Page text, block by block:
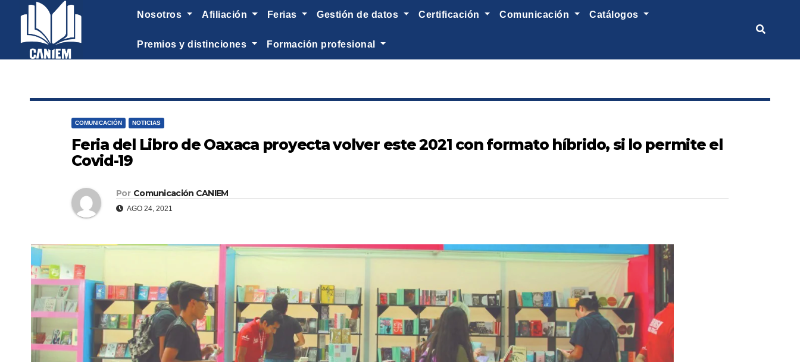
nosotros afiliación ferias gestión de datos certificación comunicación catálogos
premios y distinciones formación profesional
COMUNICACIÓN NOTICIAS
Feria del Libro de Oaxaca proyecta volver este 2021 con formato híbrido, si lo permite el
Covid-19
Por Comunicación CANIEM
AGO 24, 2021